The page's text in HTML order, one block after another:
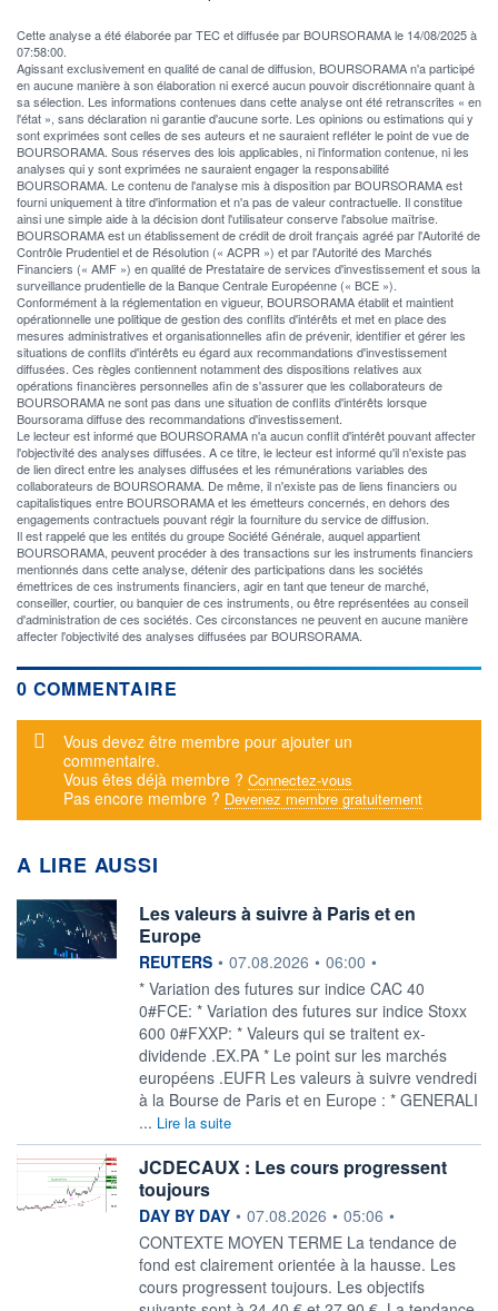
Cette analyse a été élaborée par TEC et diffusée par BOURSORAMA le 14/08/2025 à
07:58:00.
Agissant exclusivement en qualité de canal de diffusion, BOURSORAMA n'a participé
en aucune manière à son élaboration ni exercé aucun pouvoir discrétionnaire quant à
sa sélection. Les informations contenues dans cette analyse ont été retranscrites « en
l'état », sans déclaration ni garantie d'aucune sorte. Les opinions ou estimations qui y
sont exprimées sont celles de ses auteurs et ne sauraient refléter le point de vue de
BOURSORAMA. Sous réserves des lois applicables, ni l'information contenue, ni les
analyses qui y sont exprimées ne sauraient engager la responsabilité
BOURSORAMA. Le contenu de l'analyse mis à disposition par BOURSORAMA est
fourni uniquement à titre d'information et n'a pas de valeur contractuelle. Il constitue
ainsi une simple aide à la décision dont l'utilisateur conserve l'absolue maîtrise.
BOURSORAMA est un établissement de crédit de droit français agréé par l'Autorité de
Contrôle Prudentiel et de Résolution (« ACPR ») et par l'Autorité des Marchés
Financiers (« AMF ») en qualité de Prestataire de services d'investissement et sous la
surveillance prudentielle de la Banque Centrale Européenne (« BCE »).
Conformément à la réglementation en vigueur, BOURSORAMA établit et maintient
opérationnelle une politique de gestion des conflits d'intérêts et met en place des
mesures administratives et organisationnelles afin de prévenir, identifier et gérer les
situations de conflits d'intérêts eu égard aux recommandations d'investissement
diffusées. Ces règles contiennent notamment des dispositions relatives aux
opérations financières personnelles afin de s'assurer que les collaborateurs de
BOURSORAMA ne sont pas dans une situation de conflits d'intérêts lorsque
Boursorama diffuse des recommandations d'investissement.
Le lecteur est informé que BOURSORAMA n'a aucun conflit d'intérêt pouvant affecter
l'objectivité des analyses diffusées. A ce titre, le lecteur est informé qu'il n'existe pas
de lien direct entre les analyses diffusées et les rémunérations variables des
collaborateurs de BOURSORAMA. De même, il n'existe pas de liens financiers ou
capitalistiques entre BOURSORAMA et les émetteurs concernés, en dehors des
engagements contractuels pouvant régir la fourniture du service de diffusion.
Il est rappelé que les entités du groupe Société Générale, auquel appartient
BOURSORAMA, peuvent procéder à des transactions sur les instruments financiers
mentionnés dans cette analyse, détenir des participations dans les sociétés
émettrices de ces instruments financiers, agir en tant que teneur de marché,
conseiller, courtier, ou banquier de ces instruments, ou être représentées au conseil
d'administration de ces sociétés. Ces circonstances ne peuvent en aucune manière
affecter l'objectivité des analyses diffusées par BOURSORAMA.
0 COMMENTAIRE
Message d'alerte
Vous devez être membre pour ajouter un
commentaire.
Vous êtes déjà membre ? Connectez-vous
Pas encore membre ? Devenez membre gratuitement
A LIRE AUSSI
Les valeurs à suivre à Paris et en
Europe
information fournie par
REUTERS • 07.08.2026 • 06:00 •
* Variation des futures sur indice CAC 40
0#FCE: * Variation des futures sur indice Stoxx
600 0#FXXP: * Valeurs qui se traitent ex-
dividende .EX.PA * Le point sur les marchés
européens .EUFR Les valeurs à suivre vendredi
à la Bourse de Paris et en Europe : * GENERALI
... Lire la suite
JCDECAUX : Les cours progressent
toujours
information fournie par
DAY BY DAY • 07.08.2026 • 05:06 •
CONTEXTE MOYEN TERME La tendance de
fond est clairement orientée à la hausse. Les
cours progressent toujours. Les objectifs